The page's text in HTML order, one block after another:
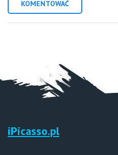
KOMENTOWAĆ
iPicasso.pl